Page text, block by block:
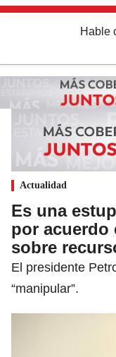
Hable
Actualidad
Es una
por acuerdo
sobre
El presidente
“manipular”.